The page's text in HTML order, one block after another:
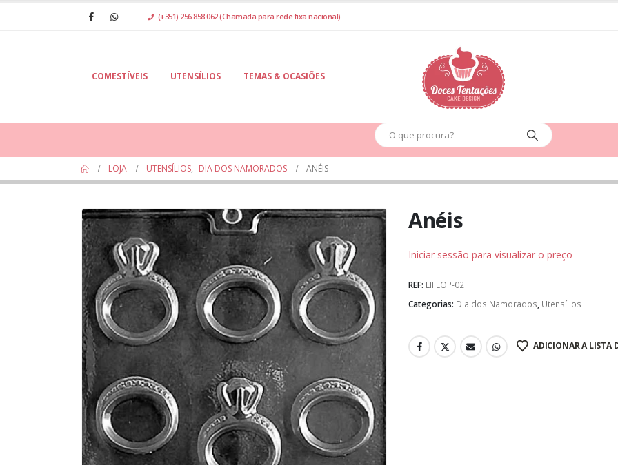
(+351) 256 858 062 (Chamada para rede fixa nacional)
COMESTÍVEIS UTENSÍLIOS TEMAS & OCASIÕES
LOJA UTENSÍLIOS, DIA DOS NAMORADOS ANÉIS
Anéis
Iniciar sessão para visualizar o preço
REF: LIFEOP-02
Categorias: Dia dos Namorados, Utensílios
ADICIONAR A LISTA